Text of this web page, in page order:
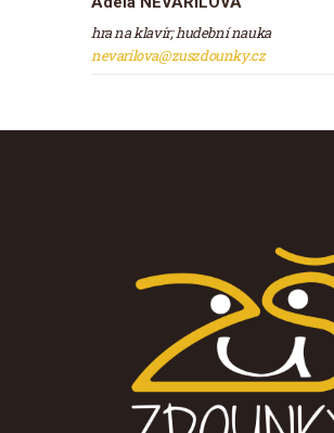
hra na klavír; hudební nauka
nevarilova@zuszdounky.cz